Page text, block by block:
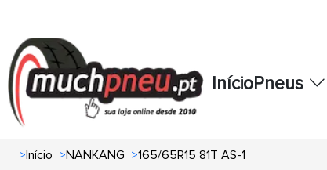
InícioPneus
>Início >NANKANG >165/65R15 81T AS-1